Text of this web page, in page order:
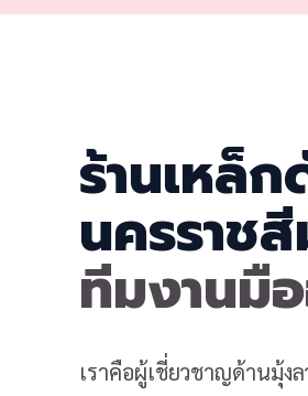
ร้านเหล็
นครราชสี
ทีมงานมื
เราคือผู้เชี่ยวชาญด้านมุ้ง